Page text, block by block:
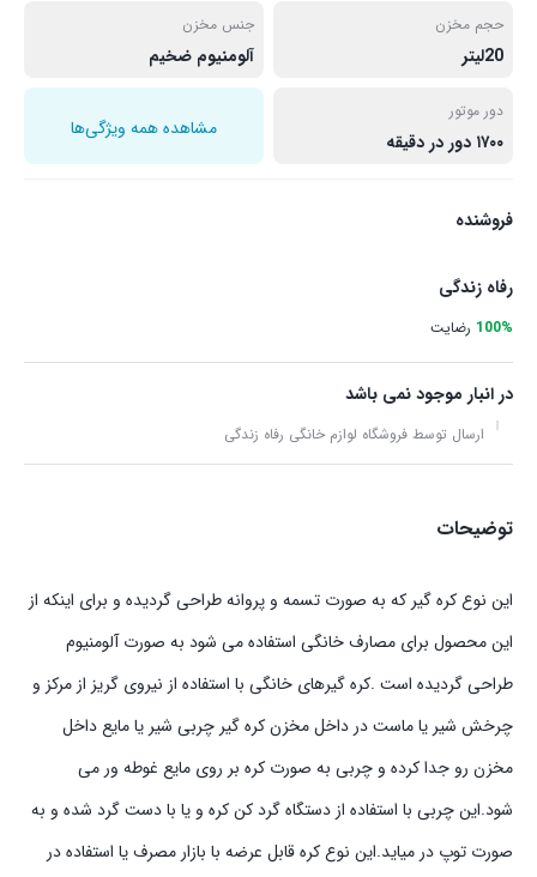
حجم مخزن
20ليتر
جنس مخزن
آلومنیوم ضخيم
دور موتور
۱۷۰۰ دور در دقیقه
مشاهده همه ویژگی‌ها
فروشنده
رفاه زندگی
100% رضایت
در انبار موجود نمی باشد
ارسال توسط فروشگاه لوازم خانگی رفاه زندگی
توضیحات
این نوع کره گیر که به صورت تسمه و پروانه طراحی گردیده و برای اینکه از
این محصول برای مصارف خانگی استفاده می شود به صورت آلومنیوم
طراحی گردیده است .کره گیرهای خانگی با استفاده از نیروی گریز از مرکز و
چرخش شیر یا ماست در داخل مخزن کره گیر چربی شیر یا مایع داخل
مخزن رو جدا کرده و چربی به صورت کره بر روی مایع غوطه ور می
شود.این چربی با استفاده از دستگاه گرد کن کره و یا با دست گرد شده و به
صورت توپ در میاید.این نوع کره قابل عرضه با بازار مصرف یا استفاده در